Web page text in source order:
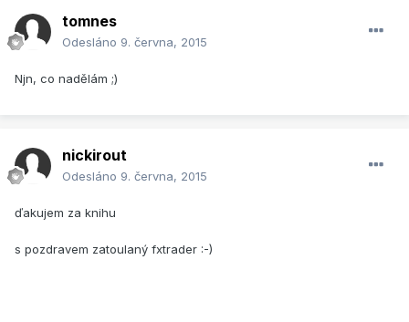
tomnes
Odesláno 9. června, 2015
Njn, co nadělám ;)
nickirout
Odesláno 9. června, 2015
ďakujem za knihu
s pozdravem zatoulaný fxtrader :-)